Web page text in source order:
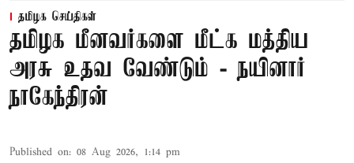
தமிழக செய்திகள்
தமிழக மீனவர்களை மீட்க மத்திய
அரசு உதவ வேண்டும் - நயினார்
நாகேந்திரன்
Published on: 08 Aug 2026, 1:14 pm